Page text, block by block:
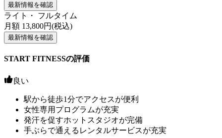
最新情報を確認
ライト・ フルタイム
月額 13,800円(税込)
最新情報を確認
START FITNESSの評価
良い
駅から徒歩1分でアクセスが便利
女性専用プログラムが充実
発汗を促すホットスタジオが完備
手ぶらで通えるレンタルサービスが充実